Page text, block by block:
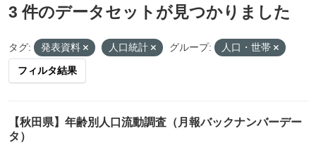
3 件のデータセットが見つかりました
タグ: 発表資料 人口統計 グループ: 人口・世帯
フィルタ結果
【秋田県】年齢別人口流動調査（月報バックナンバーデー
タ）